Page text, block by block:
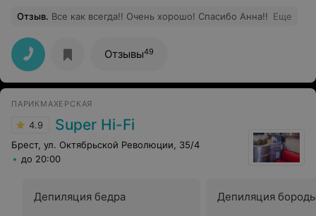
Отзыв. Все как всегда!! Очень хорошо! Спасибо Анна!! Еще
Отзывы49
ПАРИКМАХЕРСКАЯ
4.9 Super Hi-Fi
Брест, ул. Октябрьской Революции, 35/4
до 20:00
Депиляция бедра Депиляция